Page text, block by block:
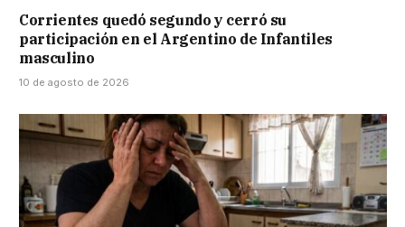
Corrientes quedó segundo y cerró su
participación en el Argentino de Infantiles
masculino
10 de agosto de 2026